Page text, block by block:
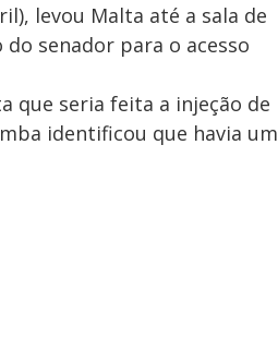
levou Malta até a sala de
senador para o acesso
que seria feita a injeção de
identificou que havia um